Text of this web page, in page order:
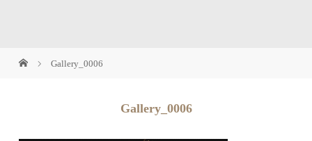
Gallery_0006
Gallery_0006